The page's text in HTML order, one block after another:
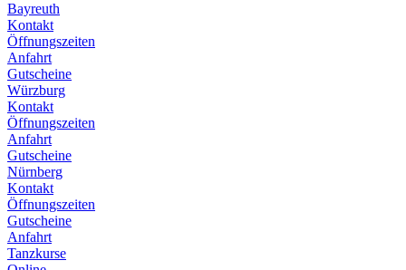
Bayreuth
Kontakt
Öffnungszeiten
Anfahrt
Gutscheine
Würzburg
Kontakt
Öffnungszeiten
Anfahrt
Gutscheine
Nürnberg
Kontakt
Öffnungszeiten
Gutscheine
Anfahrt
Tanzkurse